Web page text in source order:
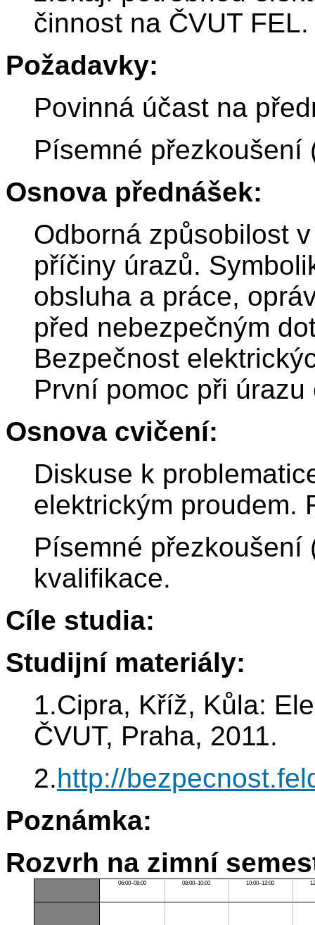
činnost na ČVUT FEL.
Požadavky:
Povinná účast na
Písemné přezkoušení
Osnova přednášek:
Odborná způsobilost
příčiny úrazů.
obsluha a práce,
před nebezpečným
Bezpečnost
První pomoc při
Osnova cvičení:
Diskuse k
elektrickým proudem.
Písemné přezkoušení
kvalifikace.
Cíle studia:
Studijní materiály:
1.Cipra, Kříž, Kůla:
ČVUT, Praha, 2011.
2.http://
Poznámka:
Rozvrh na zimní
06:00–08:00 08:00–10:00 10:00–12:00